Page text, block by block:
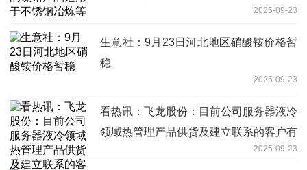
2025-09-23
生意社：9月23日河北地区硝酸铵价格暂
稳
2025-09-23
看热讯：飞龙股份：目前公司服务器液冷
领域热管理产品供货及建立联系的客户有
2025-09-23